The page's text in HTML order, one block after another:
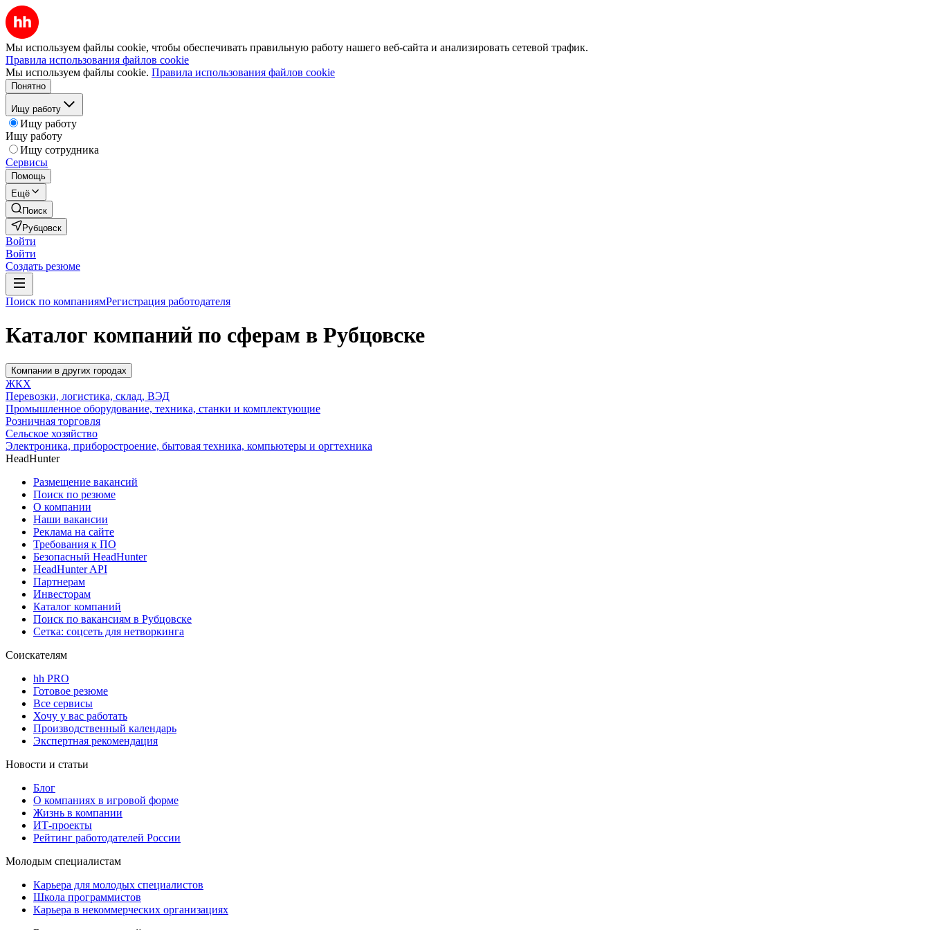
Мы используем файлы cookie, чтобы обеспечивать правильную работу нашего веб-сайта и анализировать сетевой трафик.
Правила использования файлов cookie
Мы используем файлы cookie. Правила использования файлов cookie
Понятно
Ищу работу
Ищу работу
Ищу работу
Ищу сотрудника
Сервисы
Помощь
Ещё
Поиск
Рубцовск
Войти
Войти
Создать резюме
Поиск по компаниямРегистрация работодателя
Каталог компаний по сферам в Рубцовске
Компании в других городах
ЖКХ
Перевозки, логистика, склад, ВЭД
Промышленное оборудование, техника, станки и комплектующие
Розничная торговля
Сельское хозяйство
Электроника, приборостроение, бытовая техника, компьютеры и оргтехника
HeadHunter
Размещение вакансий
Поиск по резюме
О компании
Наши вакансии
Реклама на сайте
Требования к ПО
Безопасный HeadHunter
HeadHunter API
Партнерам
Инвесторам
Каталог компаний
Поиск по вакансиям в Рубцовске
Сетка: соцсеть для нетворкинга
Соискателям
hh PRO
Готовое резюме
Все сервисы
Хочу у вас работать
Производственный календарь
Экспертная рекомендация
Новости и статьи
Блог
О компаниях в игровой форме
Жизнь в компании
ИТ-проекты
Рейтинг работодателей России
Молодым специалистам
Карьера для молодых специалистов
Школа программистов
Карьера в некоммерческих организациях